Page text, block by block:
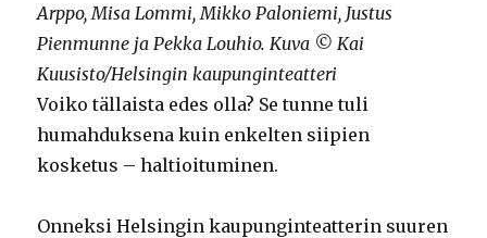
Arppo, Misa Lommi, Mikko Paloniemi, Justus
Pienmunne ja Pekka Louhio. Kuva © Kai
Kuusisto/Helsingin kaupunginteatteri
Voiko tällaista edes olla? Se tunne tuli
humahduksena kuin enkelten siipien
kosketus – haltioituminen.
Onneksi Helsingin kaupunginteatterin suuren